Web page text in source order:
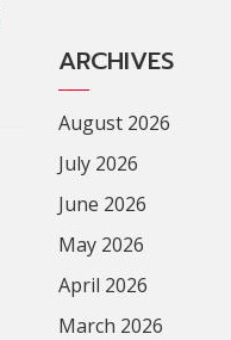
ARCHIVES
August 2026
July 2026
June 2026
May 2026
April 2026
March 2026